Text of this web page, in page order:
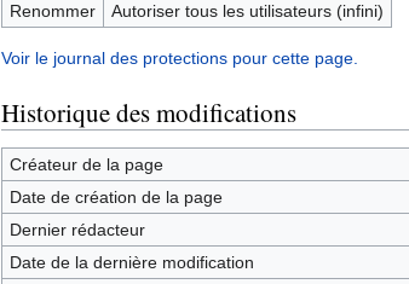
Renommer
Autoriser tous les utilisateurs (infini)
Voir le journal des protections pour cette page.
Historique des modifications
Créateur de la page
Date de création de la page
Dernier rédacteur
Date de la dernière modification